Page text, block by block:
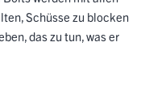
Schüsse zu blocken
das zu tun, was er